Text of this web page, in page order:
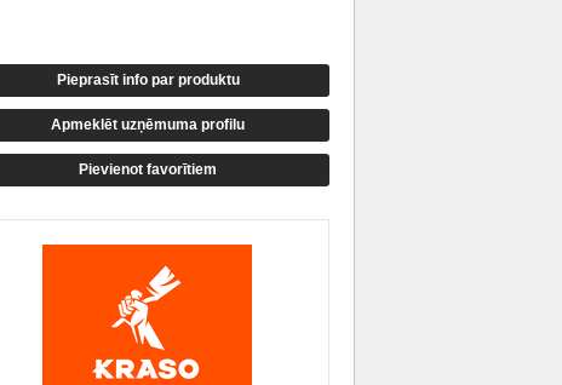
Pieprasīt info par produktu
Apmeklēt uzņēmuma profilu
Pievienot favorītiem